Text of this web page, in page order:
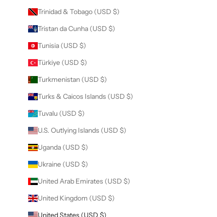
Trinidad & Tobago (USD $)
Tristan da Cunha (USD $)
Tunisia (USD $)
Türkiye (USD $)
Turkmenistan (USD $)
Turks & Caicos Islands (USD $)
Tuvalu (USD $)
U.S. Outlying Islands (USD $)
Uganda (USD $)
Ukraine (USD $)
United Arab Emirates (USD $)
United Kingdom (USD $)